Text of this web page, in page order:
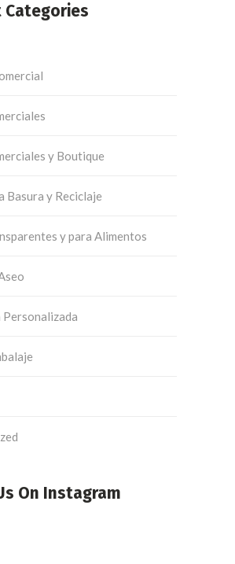
Categories
y Boutique
Basura y Reciclaje
y para Alimentos
On Instagram